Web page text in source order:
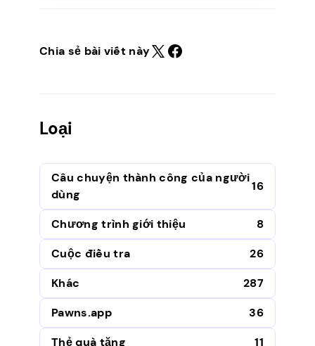
Chia sẻ bài viết này
Loại
Câu chuyện thành công của người
dùng
16
Chương trình giới thiệu
8
Cuộc điều tra
26
Khác
287
Pawns.app
36
Thẻ quà tặng
11